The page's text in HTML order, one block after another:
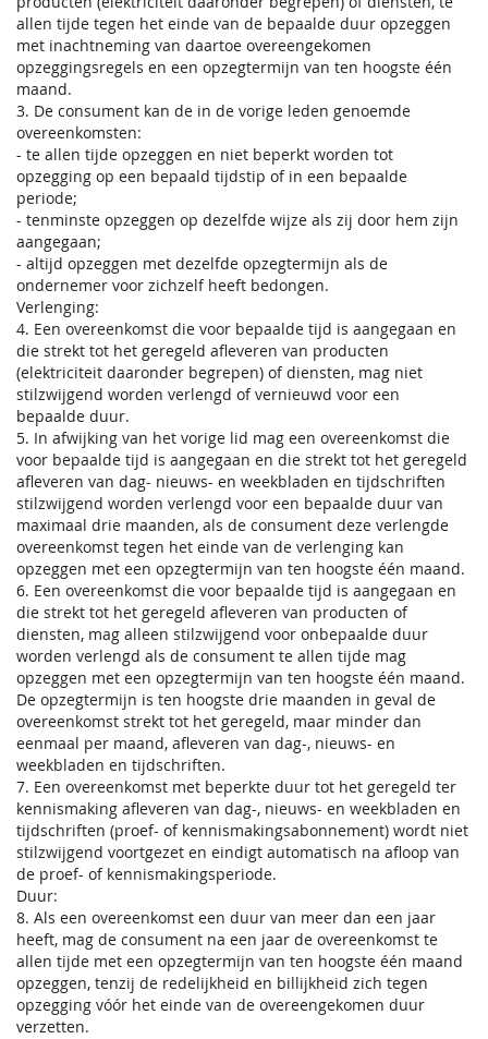
allen tijde tegen het einde van de bepaalde duur opzeggen
met inachtneming van daartoe overeengekomen
opzeggingsregels en een opzegtermijn van ten hoogste één
maand.
3. De consument kan de in de vorige leden genoemde
overeenkomsten:
- te allen tijde opzeggen en niet beperkt worden tot
opzegging op een bepaald tijdstip of in een bepaalde
periode;
- tenminste opzeggen op dezelfde wijze als zij door hem zijn
aangegaan;
- altijd opzeggen met dezelfde opzegtermijn als de
ondernemer voor zichzelf heeft bedongen.
Verlenging:
4. Een overeenkomst die voor bepaalde tijd is aangegaan en
die strekt tot het geregeld afleveren van producten
(elektriciteit daaronder begrepen) of diensten, mag niet
stilzwijgend worden verlengd of vernieuwd voor een
bepaalde duur.
5. In afwijking van het vorige lid mag een overeenkomst die
voor bepaalde tijd is aangegaan en die strekt tot het geregeld
afleveren van dag- nieuws- en weekbladen en tijdschriften
stilzwijgend worden verlengd voor een bepaalde duur van
maximaal drie maanden, als de consument deze verlengde
overeenkomst tegen het einde van de verlenging kan
opzeggen met een opzegtermijn van ten hoogste één maand.
6. Een overeenkomst die voor bepaalde tijd is aangegaan en
die strekt tot het geregeld afleveren van producten of
diensten, mag alleen stilzwijgend voor onbepaalde duur
worden verlengd als de consument te allen tijde mag
opzeggen met een opzegtermijn van ten hoogste één maand.
De opzegtermijn is ten hoogste drie maanden in geval de
overeenkomst strekt tot het geregeld, maar minder dan
eenmaal per maand, afleveren van dag-, nieuws- en
weekbladen en tijdschriften.
7. Een overeenkomst met beperkte duur tot het geregeld ter
kennismaking afleveren van dag-, nieuws- en weekbladen en
tijdschriften (proef- of kennismakingsabonnement) wordt niet
stilzwijgend voortgezet en eindigt automatisch na afloop van
de proef- of kennismakingsperiode.
Duur:
8. Als een overeenkomst een duur van meer dan een jaar
heeft, mag de consument na een jaar de overeenkomst te
allen tijde met een opzegtermijn van ten hoogste één maand
opzeggen, tenzij de redelijkheid en billijkheid zich tegen
opzegging vóór het einde van de overeengekomen duur
verzetten.